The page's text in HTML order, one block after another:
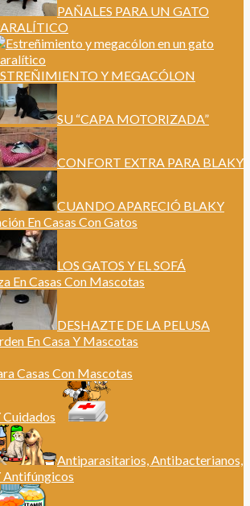
PAÑALES PARA UN GATO
Y MEGACÓLON
SU “CAPA MOTORIZADA”
CONFORT EXTRA PARA BLAKY
CUANDO APARECIÓ BLAKY
En Casas Con Gatos
LOS GATOS Y EL SOFÁ
En Casas Con Mascotas
DESHAZTE DE LA PELUSA
En Casa Y Mascotas
Casas Con Mascotas
Cuidados
Antiparasitarios, Antibacterianos,
Antifúngicos